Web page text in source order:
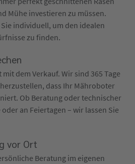
Mühe investieren zu müssen.
individuell, um den idealen
zu finden.
dem Verkauf. Wir sind 365 Tage
dass Ihr Mähroboter
Ob Beratung oder technischer
an Feiertagen – wir lassen Sie
vor Ort
Beratung im eigenen